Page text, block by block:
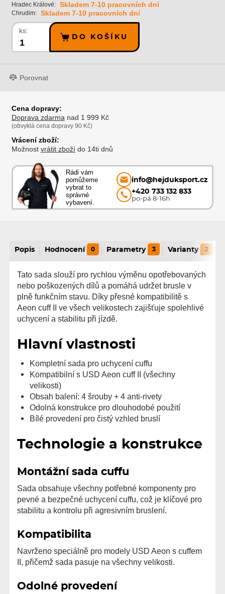
Hradec Králové: Skladem 7-10 pracovních dní
Chrudim: Skladem 7-10 pracovních dní
ks:
DO KOŠÍKU
Porovnat
Cena dopravy:
Doprava zdarmanad 1 999 Kč
(obvyklá cena dopravy 90 Kč)
Vrácení zboží:
Možnost vrátit zbožído 14ti dnů
Rádi vám
pomůžeme
vybrat to
správné
vybavení.
info@hejduksport.cz
+420 733 132 833
po-pá 8-16h
Popis Hodnocení 0 Parametry 3 Varianty 2
Tato sada slouží pro rychlou výměnu opotřebovaných
nebo poškozených dílů a pomáhá udržet brusle v
plně funkčním stavu. Díky přesné kompatibilitě s
Aeon cuff II ve všech velikostech zajišťuje spolehlivé
uchycení a stabilitu při jízdě.
Hlavní vlastnosti
Kompletní sada pro uchycení cuffu
Kompatibilní s USD Aeon cuff II (všechny
velikosti)
Obsah balení: 4 šrouby + 4 anti-rivety
Odolná konstrukce pro dlouhodobé použití
Bílé provedení pro čistý vzhled bruslí
Technologie a konstrukce
Montážní sada cuffu
Sada obsahuje všechny potřebné komponenty pro
pevné a bezpečné uchycení cuffu, což je klíčové pro
stabilitu a kontrolu při agresivním bruslení.
Kompatibilita
Navrženo speciálně pro modely USD Aeon s cuffem
II, přičemž sada pasuje na všechny velikosti.
Odolné provedení